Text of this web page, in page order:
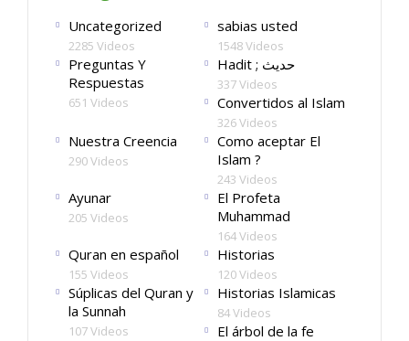
Uncategorized
2285 Videos
sabias usted
1548 Videos
Preguntas Y
Respuestas
651 Videos
Hadit ; حديث
337 Videos
Convertidos al Islam
326 Videos
Nuestra Creencia
290 Videos
Como aceptar El
Islam ?
243 Videos
Ayunar
205 Videos
El Profeta
Muhammad
164 Videos
Quran en español
155 Videos
Historias
120 Videos
Súplicas del Quran y
la Sunnah
107 Videos
Historias Islamicas
84 Videos
El árbol de la fe